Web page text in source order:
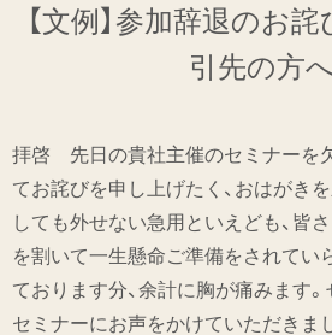
【文例】参加辞退のお
引先の方へ
拝啓 先日の貴社主催のセミナーを
てお詫びを申し上げたく、おはがき
しても外せない急用といえども、皆
を割いて一生懸命ご準備をされてい
ております分、余計に胸が痛みます
セミナーにお声をかけていただきま
仕事の手紙の書き方
仕事の文例
特集
ミドリオフィシャルサイト